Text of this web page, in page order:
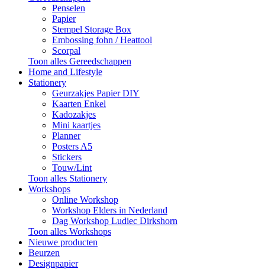
Penselen
Papier
Stempel Storage Box
Embossing fohn / Heattool
Scorpal
Toon alles Gereedschappen
Home and Lifestyle
Stationery
Geurzakjes Papier DIY
Kaarten Enkel
Kadozakjes
Mini kaartjes
Planner
Posters A5
Stickers
Touw/Lint
Toon alles Stationery
Workshops
Online Workshop
Workshop Elders in Nederland
Dag Workshop Ludiec Dirkshorn
Toon alles Workshops
Nieuwe producten
Beurzen
Designpapier